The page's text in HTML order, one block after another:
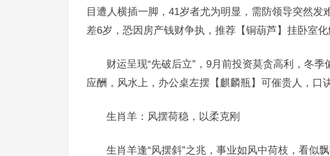
目遭人横插一脚，41岁者尤为明显，需防领导突然
差6岁，恐因房产钱财争执，推荐【铜葫芦】挂卧室化
财运呈现“先破后立”，9月前投资莫贪高利，冬
应酬，风水上，办公桌左摆【麒麟瓶】可催贵人，口
生肖羊：风摆荷稳，以柔克刚
生肖羊逢“风摆斜”之兆，事业如风中荷枝，看似